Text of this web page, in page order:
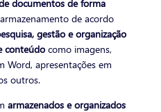
documentos de forma
de acordo
gestão e organização
conteúdocomo imagens,
Word, apresentações em
outros.
armazenados e organizados